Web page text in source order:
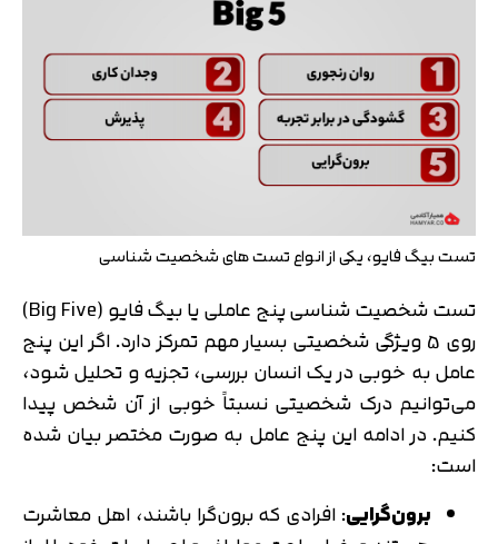
تست بیگ فایو، یکی از انواع تست های شخصیت شناسی
تست شخصیت شناسی پنج عاملی یا بیگ فایو (Big Five)
روی 5 ویژگی شخصیتی بسیار مهم تمرکز دارد. اگر این پنج
عامل به خوبی در یک انسان بررسی، تجزیه و تحلیل شود،
می‌توانیم درک شخصیتی نسبتاً خوبی از آن شخص پیدا
کنیم. در ادامه این پنج عامل به صورت مختصر بیان شده
است:
برون‌گرایی: افرادی که برون‌گرا باشند، اهل معاشرت